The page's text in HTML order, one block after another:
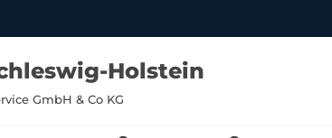
Holstein
GmbH & Co KG